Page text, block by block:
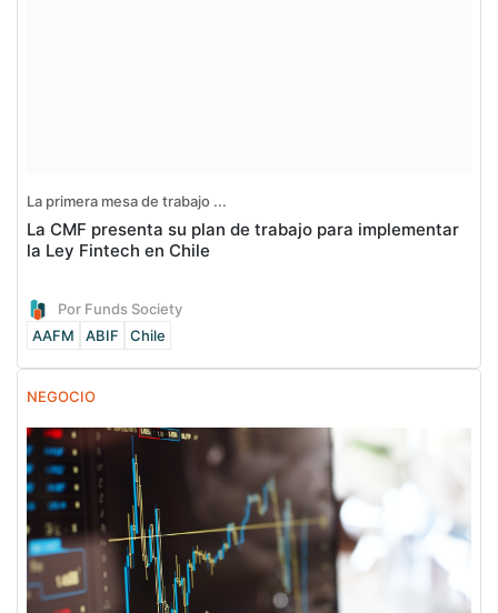
La primera mesa de trabajo ...
La CMF presenta su plan de trabajo para implementar
la Ley Fintech en Chile
Por Funds Society
AAFM
ABIF Chile
NEGOCIO